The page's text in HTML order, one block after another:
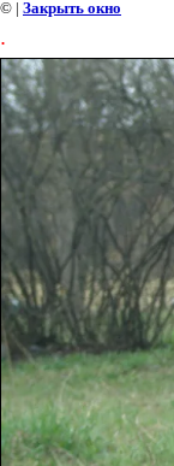
© | Закрыть окно
.